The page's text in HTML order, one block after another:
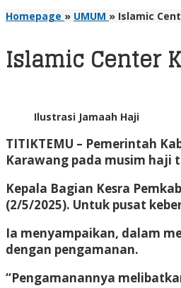
Homepage » UMUM » Islamic
Islamic Center
Ilustrasi Jamaah Haji
TITIKTEMU – Pemerintah
Karawang pada musim haji
Kepala Bagian Kesra
(2/5/2025). Untuk pusat
Ia menyampaikan, dalam
dengan pengamanan.
“Pengamanannya